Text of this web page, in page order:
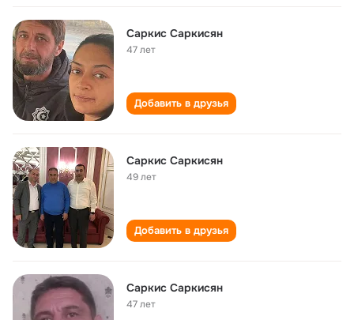
Саркис Саркисян
47 лет
Добавить в друзья
Саркис Саркисян
49 лет
Добавить в друзья
Саркис Саркисян
47 лет